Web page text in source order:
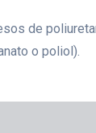
de
o poliol).